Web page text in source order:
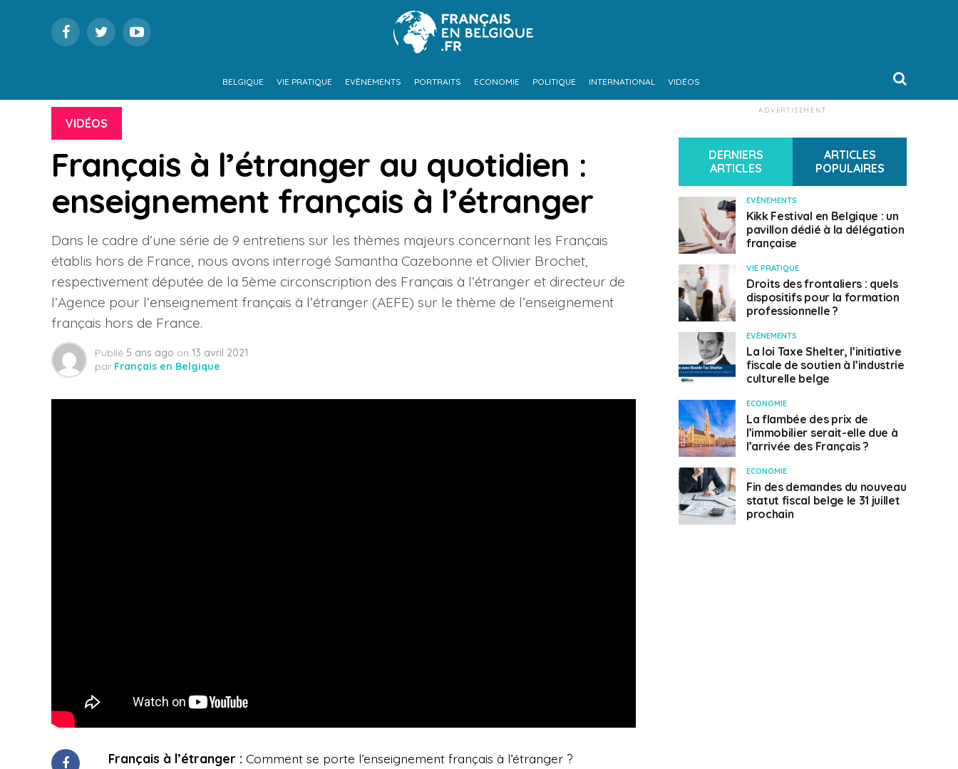
BELGIQUE VIE PRATIQUE EVÈNEMENTS PORTRAITS ECONOMIE POLITIQUE INTERNATIONAL VIDÉOS
VIDÉOS
Français à l’étranger au quotidien :
enseignement français à l’étranger
Dans le cadre d’une série de 9 entretiens sur les thèmes majeurs concernant les Français
établis hors de France, nous avons interrogé Samantha Cazebonne et Olivier Brochet,
respectivement députée de la 5ème circonscription des Français à l’étranger et directeur de
l’Agence pour l’enseignement français à l’étranger (AEFE) sur le thème de l’enseignement
français hors de France.
Publié 5 ans ago on 13 avril 2021
par Français en Belgique
Français à l’étranger : Comment se porte l’enseignement français à l’étranger ?
ADVERTISEMENT
DERNIERS
ARTICLES
ARTICLES
POPULAIRES
EVÈNEMENTS
Kikk Festival en Belgique : un
pavillon dédié à la délégation
française
VIE PRATIQUE
Droits des frontaliers : quels
dispositifs pour la formation
professionnelle ?
EVÈNEMENTS
La loi Taxe Shelter, l’initiative
fiscale de soutien à l’industrie
culturelle belge
ECONOMIE
La flambée des prix de
l’immobilier serait-elle due à
l’arrivée des Français ?
ECONOMIE
Fin des demandes du nouveau
statut fiscal belge le 31 juillet
prochain